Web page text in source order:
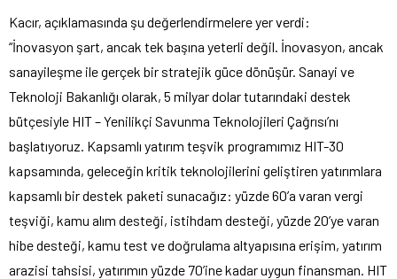
Kacır, açıklamasında şu değerlendirmelere yer verdi:
“İnovasyon şart, ancak tek başına yeterli değil. İnovasyon, ancak
sanayileşme ile gerçek bir stratejik güce dönüşür. Sanayi ve
Teknoloji Bakanlığı olarak, 5 milyar dolar tutarındaki destek
bütçesiyle HIT – Yenilikçi Savunma Teknolojileri Çağrısı’nı
başlatıyoruz. Kapsamlı yatırım teşvik programımız HIT-30
kapsamında, geleceğin kritik teknolojilerini geliştiren yatırımlara
kapsamlı bir destek paketi sunacağız: yüzde 60’a varan vergi
teşviği, kamu alım desteği, istihdam desteği, yüzde 20’ye varan
hibe desteği, kamu test ve doğrulama altyapısına erişim, yatırım
arazisi tahsisi, yatırımın yüzde 70’ine kadar uygun finansman. HIT